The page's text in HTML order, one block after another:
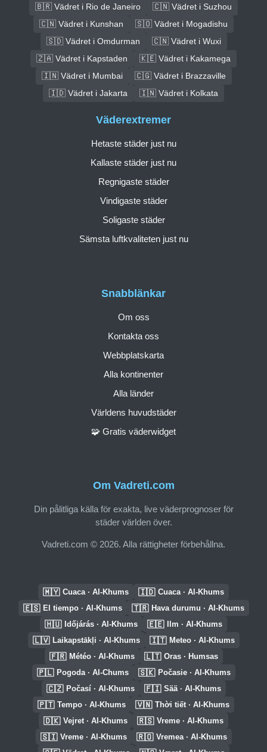
🇧🇷 Vädret i Rio de Janeiro
🇨🇳 Vädret i Suzhou
🇨🇳 Vädret i Kunshan
🇸🇴 Vädret i Mogadishu
🇸🇩 Vädret i Omdurman
🇨🇳 Vädret i Wuxi
🇿🇦 Vädret i Kapstaden
🇰🇪 Vädret i Kakamega
🇮🇳 Vädret i Mumbai
🇨🇬 Vädret i Brazzaville
🇮🇩 Vädret i Jakarta
🇮🇳 Vädret i Kolkata
Om Vadreti.com
Din pålitliga källa för exakta, live väderprognoser för
städer världen över.
Vadreti.com © 2026. Alla rättigheter förbehållna.
Snabblänkar
Om oss
Kontakta oss
Webbplatskarta
Alla kontinenter
Alla länder
Världens huvudstäder
🧩 Gratis väderwidget
Väderextremer
Hetaste städer just nu
Kallaste städer just nu
Regnigaste städer
Vindigaste städer
Soligaste städer
Sämsta luftkvaliteten just nu
🇲🇾 Cuaca · Al-Khums 🇮🇩 Cuaca · Al-Khums
🇪🇸 El tiempo · Al-Khums 🇹🇷 Hava durumu · Al-Khums
🇭🇺 Időjárás · Al-Khums 🇪🇪 Ilm · Al-Khums
🇱🇻 Laikapstākļi · Al-Khums 🇮🇹 Meteo · Al-Khums
🇫🇷 Météo · Al-Khums 🇱🇹 Oras · Humsas
🇵🇱 Pogoda · Al-Chums 🇸🇰 Počasie · Al-Khums
🇨🇿 Počasí · Al-Khums 🇫🇮 Sää · Al-Khums
🇵🇹 Tempo · Al-Khums 🇻🇳 Thời tiết · Al-Khums
🇩🇰 Vejret · Al-Khums 🇷🇸 Vreme · Al-Khums
🇸🇮 Vreme · Al-Khums 🇷🇴 Vremea · Al-Khums